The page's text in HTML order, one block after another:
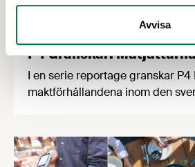
Avvisa
P4 Granskar:
I en serie reportage granskar P4
maktförhållandena inom den
priser och hur den ökande
producenter och konsumenter.